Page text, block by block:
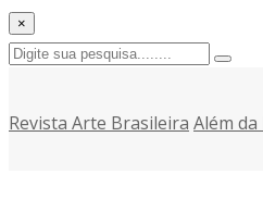
×
Revista Arte Brasileira Além da